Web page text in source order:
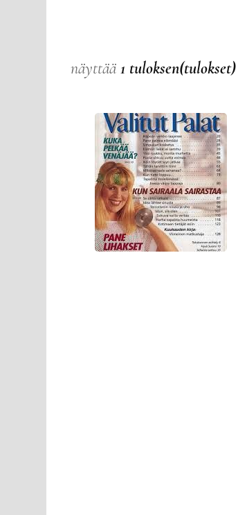
näyttää 1 tuloksen(tulokset)